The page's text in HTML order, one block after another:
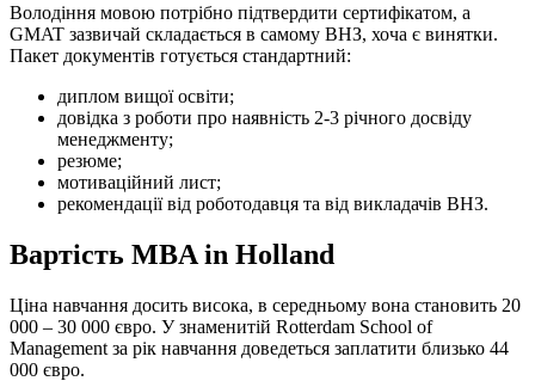
Володіння мовою потрібно підтвердити сертифікатом, а
GMAT зазвичай складається в самому ВНЗ, хоча є винятки.
Пакет документів готується стандартний:
диплом вищої освіти;
довідка з роботи про наявність 2-3 річного досвіду
менеджменту;
резюме;
мотиваційний лист;
рекомендації від роботодавця та від викладачів ВНЗ.
Вартість MBA in Holland
Ціна навчання досить висока, в середньому вона становить 20
000 – 30 000 євро. У знаменитій Rotterdam School of
Management за рік навчання доведеться заплатити близько 44
000 євро.